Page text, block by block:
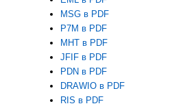
MSG в PDF
P7M в PDF
MHT в PDF
JFIF в PDF
PDN в PDF
DRAWIO в PDF
RIS в PDF